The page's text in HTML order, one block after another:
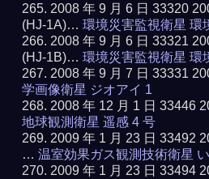
2008 年 9 月 6 日 33320
(HJ-1A)…環境災害監視衛星 環
2008 年 9 月 6 日 33321
(HJ-1B)…環境災害監視衛星 環
2008 年 9 月 7 日 33331
学画像衛星 ジオアイ 1
2008 年 12 月 1 日 33446
地球観測衛星 遥感 4 号
2009 年 1 月 23 日 33492
…温室効果ガス観測技術衛星
2009 年 1 月 23 日 33494